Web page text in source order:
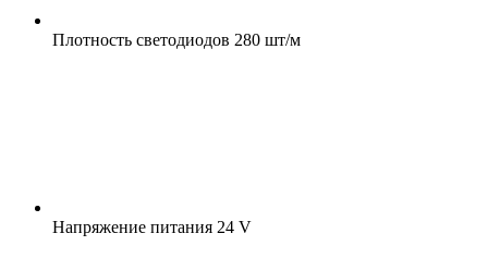
Плотность светодиодов 280 шт/м
Напряжение питания 24 V